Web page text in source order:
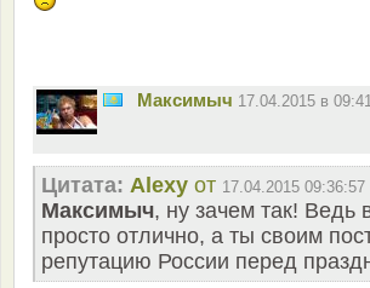
Максимыч 17.04.2015 в
Цитата: Alexy от 17.04.2015 09:36:57
Максимыч, ну зачем так!
просто отлично, а ты своим
репутацию России перед